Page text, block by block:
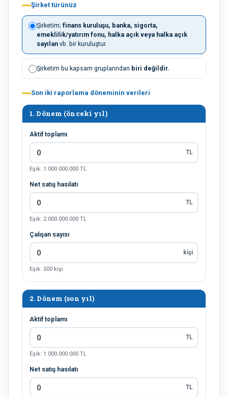
Şirket türünüz
Şirketim; finans kuruluşu, banka, sigorta,
emeklilik/yatırım fonu, halka açık veya halka açık
sayılan vb. bir kuruluştur.
Şirketim bu kapsam gruplarından biri değildir.
Son iki raporlama döneminin verileri
1. Dönem (önceki yıl)
Aktif toplamı
TL
Eşik: 1.000.000.000 TL
Net satış hasılatı
TL
Eşik: 2.000.000.000 TL
Çalışan sayısı
kişi
Eşik: 500 kişi
2. Dönem (son yıl)
Aktif toplamı
TL
Eşik: 1.000.000.000 TL
Net satış hasılatı
TL